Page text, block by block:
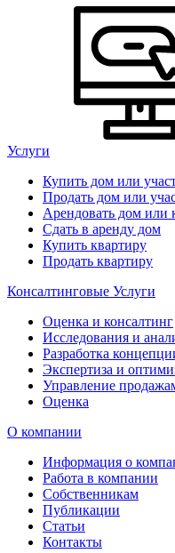
Услуги
Купить дом или
Продать дом или
Арендовать дом или
Сдать в аренду дом
Купить квартиру
Продать квартиру
Консалтинговые Услуги
Оценка и консалтинг
Исследования и
Разработка
Экспертиза и
Управление
Оценка
О компании
Информация о
Работа в компании
Собственникам
Публикации
Статьи
Контакты